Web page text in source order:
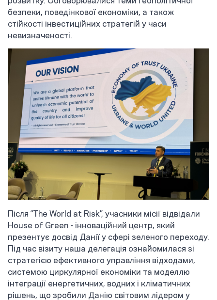
безпеки, поведінкової економіки, а також
стійкості інвестиційних стратегій у часи
невизначеності.
Після “The World at Risk”, учасники місії відвідали
House of Green - інноваційний центр, який
презентує досвід Данії у сфері зеленого переходу.
Під час візиту наша делегація ознайомилася зі
стратегією ефективного управління відходами,
системою циркулярної економіки та моделлю
інтеграції енергетичних, водних і кліматичних
рішень, що зробили Данію світовим лідером у